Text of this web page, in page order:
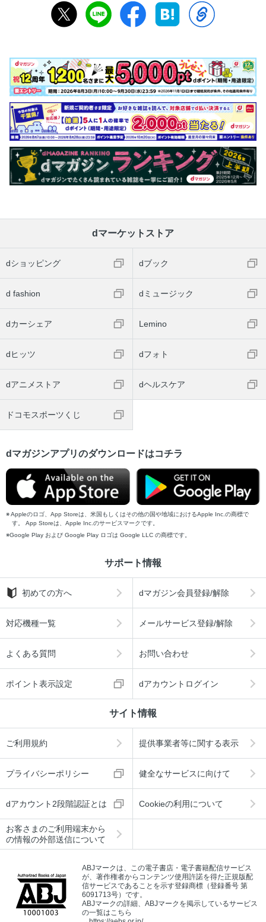
dマーケットストア
dショッピング dブック
d fashion dミュージック
dカーシェア Lemino
dヒッツ dフォト
dアニメストア dヘルスケア
ドコモスポーツくじ
dマガジンアプリのダウンロードはコチラ
Appleのロゴ、App Storeは、米国もしくはその他の国や地域におけるApple Inc.の商標で
す。 App Storeは、Apple Inc.のサービスマークです。
Google Play および Google Play ロゴは Google LLC の商標です。
サポート情報
初めての方へ dマガジン会員登録/解除
対応機種一覧 メールサービス登録/解除
よくある質問 お問い合わせ
ポイント表示設定 dアカウントログイン
サイト情報
ご利用規約 提供事業者等に関する表示
プライバシーポリシー 健全なサービスに向けて
dアカウント2段階認証とは Cookieの利用について
お客さまのご利用端末から
の情報の外部送信について
ABJマークは、この電子書店・電子書籍配信サービス
が、著作権者からコンテンツ使用許諾を得た正規版配
信サービスであることを示す登録商標（登録番号 第
6091713号）です。
ABJマークの詳細、ABJマークを掲示しているサービス
の一覧はこちら